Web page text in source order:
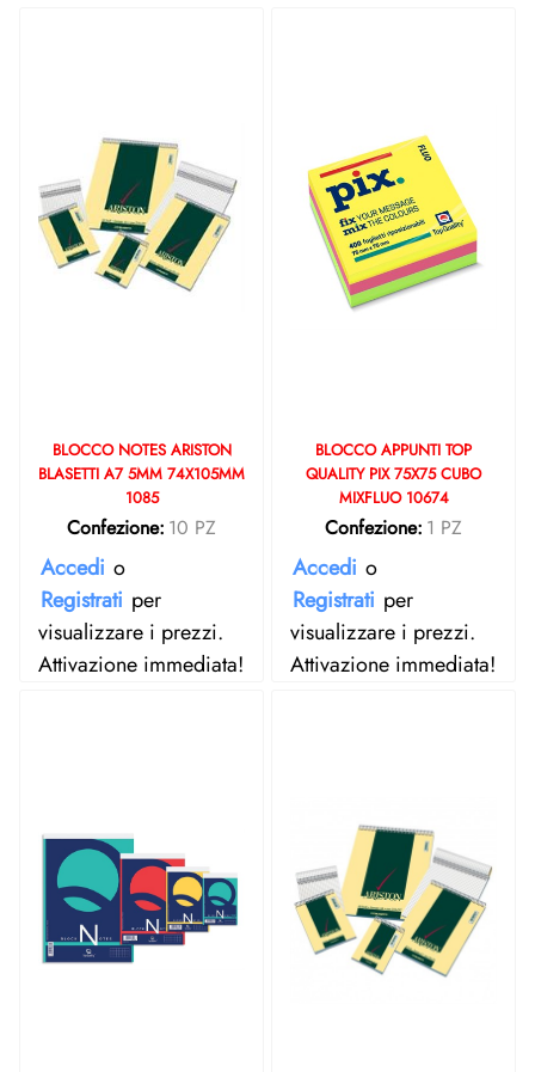
BLOCCO NOTES ARISTON
BLASETTI A7 5MM 74X105MM
1085
Confezione: 10 PZ
Accedi o
Registrati per
visualizzare i prezzi.
Attivazione immediata!
BLOCCO APPUNTI TOP
QUALITY PIX 75X75 CUBO
MIXFLUO 10674
Confezione: 1 PZ
Accedi o
Registrati per
visualizzare i prezzi.
Attivazione immediata!